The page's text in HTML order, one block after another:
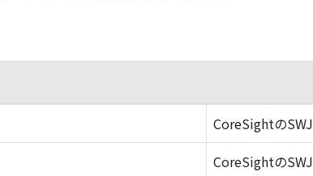
CoreSightの
CoreSightの